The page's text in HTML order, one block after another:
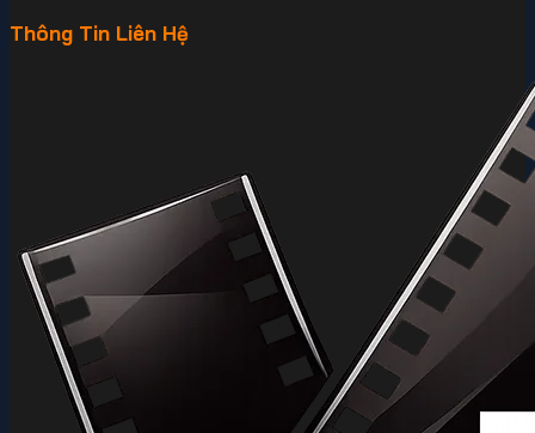
Thông Tin Liên Hệ